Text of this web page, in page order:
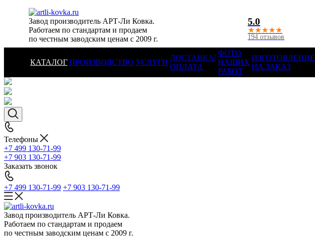
Завод производитель АРТ-Ли Ковка.
Работаем по стандартам и продаем
по честным заводским ценам с 2009 г.
5.0
★★★★★
194 отзывов
КАТАЛОГ ПРОИЗВОДСТВО УСЛУГИ
ДОСТАВКА/
ОПЛАТА
ФОТО
НАШИХ
РАБОТ
ИЗГОТОВЛЕНИЕ
НА ЗАКАЗ
Телефоны
+7 499 130-71-99
+7 903 130-71-99
Заказать звонок
+7 499 130-71-99 +7 903 130-71-99
Завод производитель АРТ-Ли Ковка.
Работаем по стандартам и продаем
по честным заводским ценам с 2009 г.